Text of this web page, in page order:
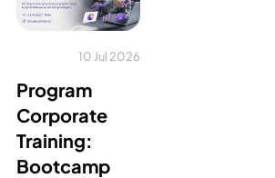
10 Jul 2026
Program
Corporate
Training:
Bootcamp